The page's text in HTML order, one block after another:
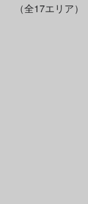
（全17エリア）